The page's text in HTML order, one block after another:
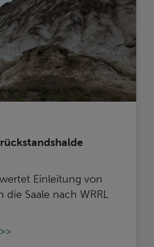
Einleitung von
die Saale nach WRRL